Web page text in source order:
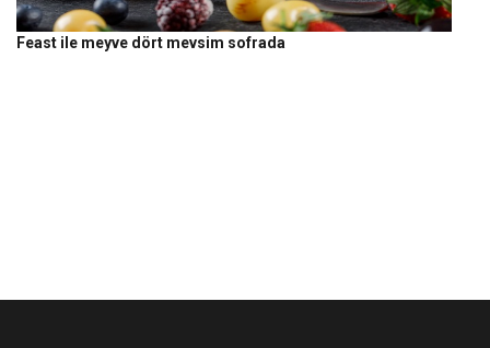
Feast ile meyve dört mevsim sofrada